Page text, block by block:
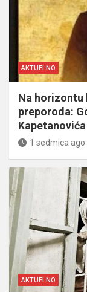
AKTUELNO
Na
preporoda:
1 sedmica ago
AKTUELNO